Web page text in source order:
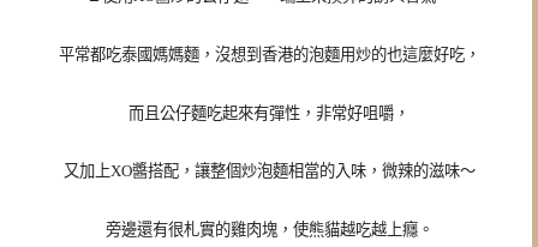
平常都吃泰國媽媽麵， 沒想到香港的泡麵用炒的也這麼好吃，
而且公仔麵吃起來有彈性，非常好咀嚼，
又加上XO醬搭配，讓整個炒泡麵相當的入味，微辣的滋味～
旁邊還有很札實的雞肉塊，使熊貓越吃越上癮。